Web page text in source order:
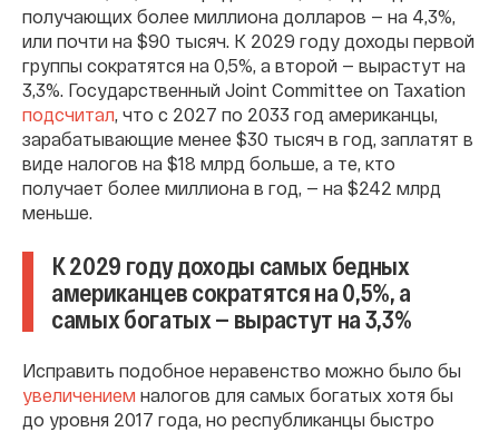
получающих более миллиона долларов — на 4,3%,
или почти на $90 тысяч. К 2029 году доходы первой
группы сократятся на 0,5%, а второй — вырастут на
3,3%. Государственный Joint Committee on Taxation
подсчитал, что с 2027 по 2033 год американцы,
зарабатывающие менее $30 тысяч в год, заплатят в
виде налогов на $18 млрд больше, а те, кто
получает более миллиона в год, — на $242 млрд
меньше.
К 2029 году доходы самых бедных
американцев сократятся на 0,5%, а
самых богатых — вырастут на 3,3%
Исправить подобное неравенство можно было бы
увеличением налогов для самых богатых хотя бы
до уровня 2017 года, но республиканцы быстро